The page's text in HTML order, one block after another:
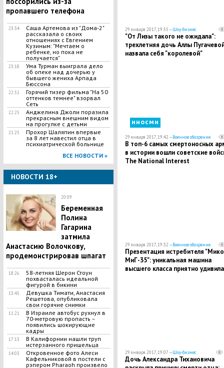
пропавшего телефона
23:34
Саша Артемова из "Дома-2"
рассказала о своих
отношениях с Евгением
Кузиным: "Мечтаем о
ребенке, но пока не
получается"
23:18
Ума Турман выиграла дело
об опеке над дочерью у
бывшего жениха Арпада
Бюссона
22:51
Горячий тизер фильма "На 50
оттенков темнее" взорвал
Сеть
22:25
Анджелина Джоли поразила
прекрасным внешним видом
на прогулке с детьми
21:25
Прохор Шаляпин впервые
за 8 лет навестил отца в
психиатрической больнице
ВСЕ НОВОСТИ »
НОВОСТИ 18+
20:09
Беременная
Полина
Гагарина
затмила
Анастасию Волочкову,
продемонстрировав шпагат
18:26
58-летняя Шерон Стоун
похвасталась идеальной
фигурой в бикини
13:45
Девушка Тимати, Анастасия
Решетова, опубликовала
свои горячие снимки
11:21
В Израиле автобус рухнул в
70-метровую пропасть –
появились шокирующие
кадры
17:13
В Калифорнии нашли труп
истерзанного пришельца
14:03
Откровенное фото Алеси
Кафельниковой в постели с
рэпером Pharaoh произвело
29 января 2017, 19:55 —Шоу-бизнес
"От Лизы такого не ожидала":
трехлетняя дочь Аллы
назвала себя "королевой"
иносми
29 января 2017, 19:42 —Военное обозрение
В топ-6 самых смертоносных
в истории вошли советские
The National Interest
29 января 2017, 19:32 —Военное обозрение
​Презентация истребителя
МиГ-35": уникальная машина
высшего класса приятно удивила
29 января 2017, 19:07 —Шоу-бизнес
Дочь Александра Тихановича